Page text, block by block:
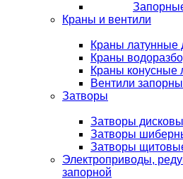
Краны и вентили
Краны латунные
Краны
Краны конусные
Вентили
Затворы
Затворы
Затворы
Затворы
Электроприводы,
запорной